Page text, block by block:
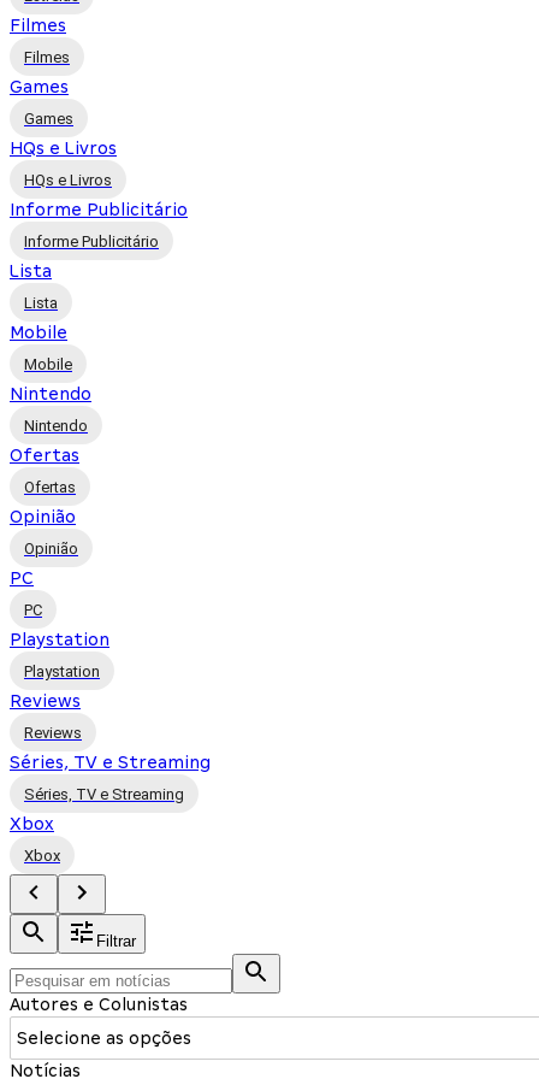
Filmes
Filmes
Games
Games
HQs e Livros
HQs e Livros
Informe Publicitário
Informe Publicitário
Lista
Lista
Mobile
Mobile
Nintendo
Nintendo
Ofertas
Ofertas
Opinião
Opinião
PC
PC
Playstation
Playstation
Reviews
Reviews
Séries, TV e Streaming
Séries, TV e Streaming
Xbox
Xbox
Filtrar
Autores e Colunistas
Selecione as opções
Notícias